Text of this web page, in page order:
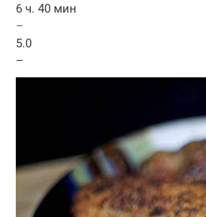
6 ч. 40 мин
–
5.0
–